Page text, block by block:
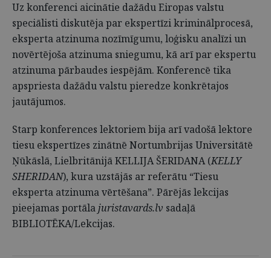
Uz konferenci aicinātie dažādu Eiropas valstu
speciālisti diskutēja par ekspertīzi kriminālprocesā,
eksperta atzinuma nozīmīgumu, loģisku analīzi un
novērtējoša atzinuma sniegumu, kā arī par ekspertu
atzinuma pārbaudes iespējām. Konferencē tika
apspriesta dažādu valstu pieredze konkrētajos
jautājumos.
Starp konferences lektoriem bija arī vadošā lektore
tiesu ekspertīzes zinātnē Nortumbrijas Universitātē
Ņūkāslā, Lielbritānijā KELLIJA ŠERIDANA (KELLY
SHERIDAN), kura uzstājās ar referātu “Tiesu
eksperta atzinuma vērtēšana”. Pārējās lekcijas
pieejamas portālajuristavards.lv sadaļā
BIBLIOTĒKA/Lekcijas.